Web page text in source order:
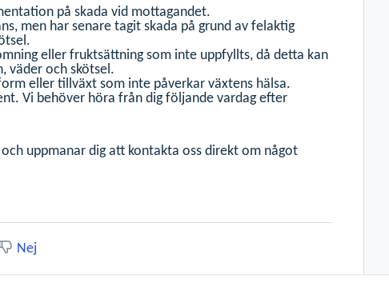
på skada vid mottagandet.
men har senare tagit skada på grund av felaktig
eller fruktsättning som inte uppfyllts, då detta kan
väder och skötsel.
eller tillväxt som inte påverkar växtens hälsa.
Vi behöver höra från dig följande vardag efter
uppmanar dig att kontakta oss direkt om något
Nej